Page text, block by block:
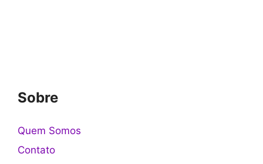
Sobre
Quem Somos
Contato